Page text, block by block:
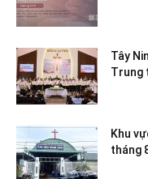
Tây
Trung
Khu
tháng